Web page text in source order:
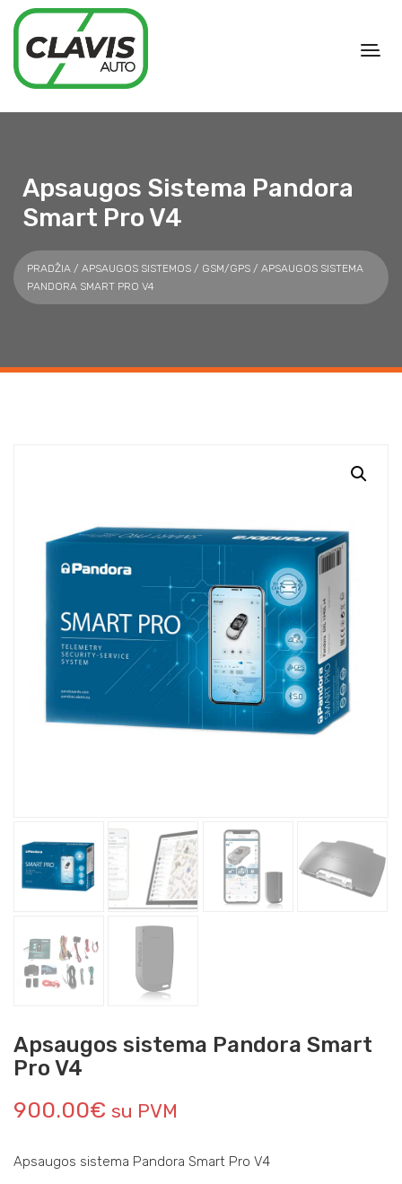
Apsaugos Sistema Pandora
Smart Pro V4
PRADŽIA / APSAUGOS SISTEMOS / GSM/GPS / APSAUGOS SISTEMA
PANDORA SMART PRO V4
Apsaugos sistema Pandora Smart
Pro V4
900.00€ su PVM
Apsaugos sistema Pandora Smart Pro V4